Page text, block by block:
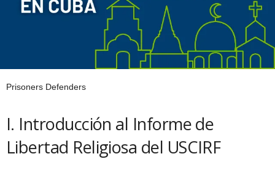
Prisoners Defenders
I. Introducción al Informe de
Libertad Religiosa del USCIRF